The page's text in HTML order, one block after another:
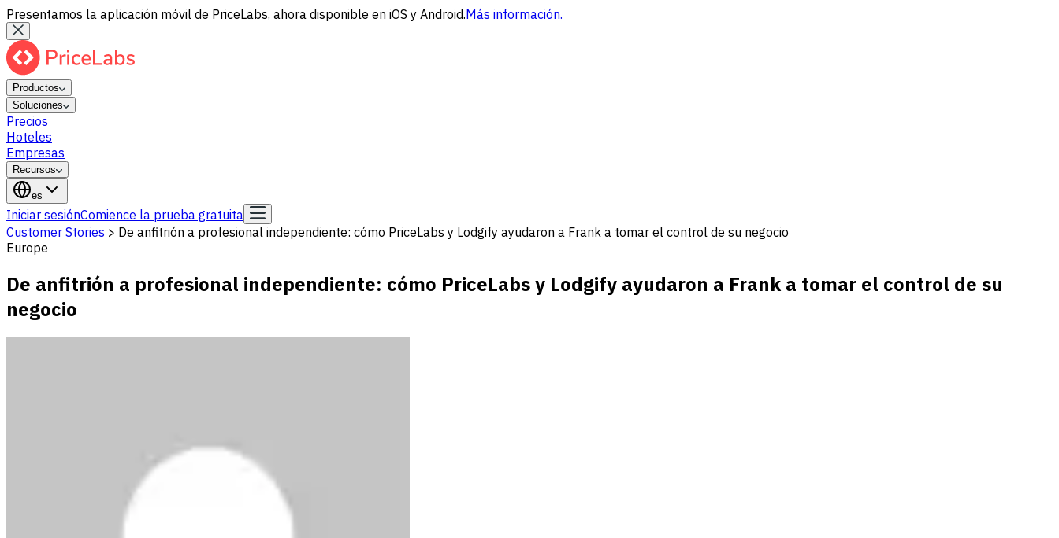
Presentamos la aplicación móvil de PriceLabs, ahora disponible en iOS y Android.Más información.
Productos
Soluciones
Precios
Hoteles
Empresas
Recursos
es
Iniciar sesiónComience la prueba gratuita
Customer Stories > De anfitrión a profesional independiente: cómo PriceLabs y Lodgify ayudaron a Frank a tomar el control de su negocio
Europe
De anfitrión a profesional independiente: cómo PriceLabs y Lodgify ayudaron a Frank a tomar el control de su
negocio